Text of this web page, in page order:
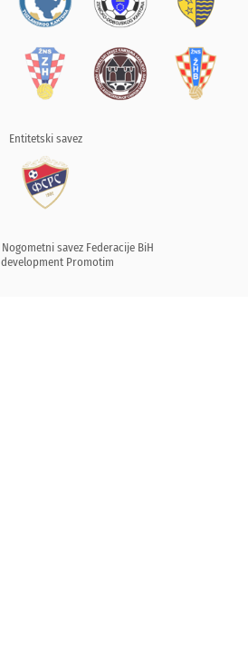
Entitetski savez
savez Federacije BiH
Promotim